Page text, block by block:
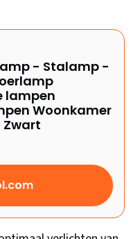
- Stalamp -
lampen
Woonkamer
Zwart